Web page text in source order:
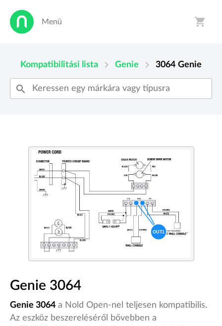
Menü shopping_cart
Kompatibilitási lista chevron_right Genie chevron_right 3064 Genie
search
Genie 3064
Genie 3064 a Nold Open-nel teljesen kompatibilis.
Az eszköz beszereléséről bővebben a